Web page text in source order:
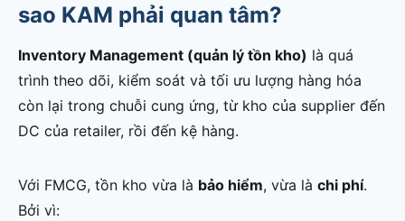
sao KAM phải quan tâm?
Inventory Management (quản lý tồn kho) là quá
trình theo dõi, kiểm soát và tối ưu lượng hàng hóa
còn lại trong chuỗi cung ứng, từ kho của supplier đến
DC của retailer, rồi đến kệ hàng.
Với FMCG, tồn kho vừa là bảo hiểm, vừa là chi phí.
Bởi vì: